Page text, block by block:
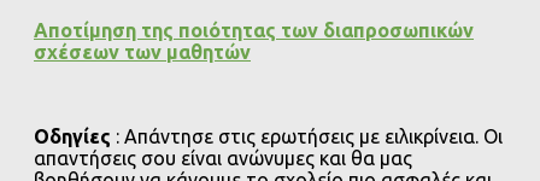
Αποτίμηση της ποιότητας των διαπροσωπικών
σχέσεων των μαθητών
Οδηγίες : Απάντησε στις ερωτήσεις με ειλικρίνεια. Οι
απαντήσεις σου είναι ανώνυμες και θα μας